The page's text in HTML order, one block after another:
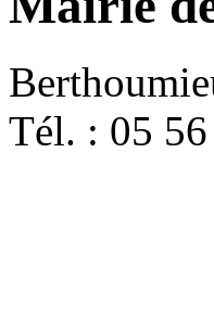
Tél. : 05